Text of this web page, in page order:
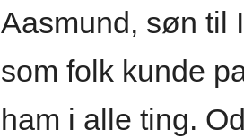
Aasmund, søn
som folk kunde
ham i alle ting.